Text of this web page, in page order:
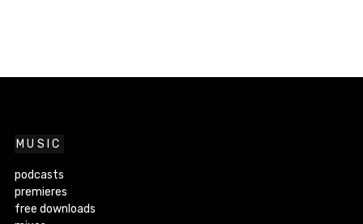
MUSIC
podcasts
premieres
free downloads